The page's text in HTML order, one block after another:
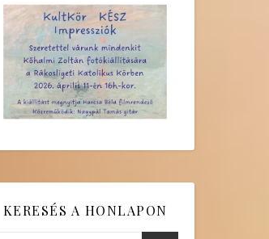
KERESÉS A HONLAPON